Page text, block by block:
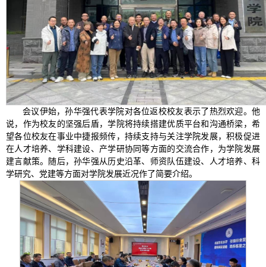
会议伊始，孙华强代表学院对各位返校校友表示了热烈欢迎。他
说，作为校友的坚强后盾，学院将持续搭建优质平台和沟通桥梁，希
望各位校友在事业中捷报频传，持续支持与关注学院发展，积极促进
在人才培养、学科建设、产学研协同等方面的交流合作，为学院发展
建言献策。随后，孙华强从历史沿革、师资队伍建设、人才培养、科
学研究、党建等方面对学院发展近况作了简要介绍。